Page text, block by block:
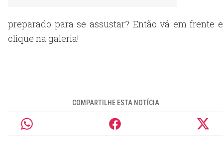
preparado para se assustar? Então vá em frente e
clique na galeria!
COMPARTILHE ESTA NOTÍCIA